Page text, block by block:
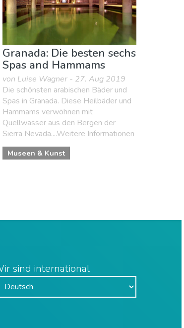
Granada: Die besten sechs
Spas and Hammams
von Luise Wagner - 27. Aug 2019
Die schönsten arabischen Bäder und
Spas in Granada. Diese Heilbäder und
Hammams verwöhnen mit
Quellwasser aus den Bergen der
Sierra Nevada....Weitere Informationen
Museen & Kunst
sind international